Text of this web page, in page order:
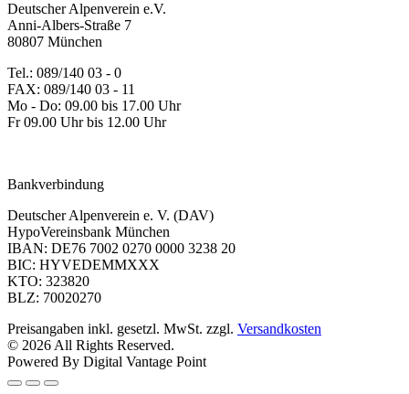
Deutscher Alpenverein e.V.
Anni-Albers-Straße 7
80807 München
Tel.: 089/140 03 - 0
FAX: 089/140 03 - 11
Mo - Do: 09.00 bis 17.00 Uhr
Fr 09.00 Uhr bis 12.00 Uhr
Bankverbindung
Deutscher Alpenverein e. V. (DAV)
HypoVereinsbank München
IBAN: DE76 7002 0270 0000 3238 20
BIC: HYVEDEMMXXX
KTO: 323820
BLZ: 70020270
Preisangaben inkl. gesetzl. MwSt. zzgl. Versandkosten
© 2026 All Rights Reserved.
Powered By Digital Vantage Point